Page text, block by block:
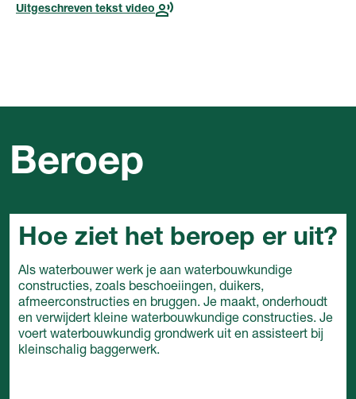
Uitgeschreven tekst video
Beroep
Hoe ziet het beroep er uit?
Als waterbouwer werk je aan waterbouwkundige
constructies, zoals beschoeiingen, duikers,
afmeerconstructies en bruggen. Je maakt, onderhoudt
en verwijdert kleine waterbouwkundige constructies. Je
voert waterbouwkundig grondwerk uit en assisteert bij
kleinschalig baggerwerk.